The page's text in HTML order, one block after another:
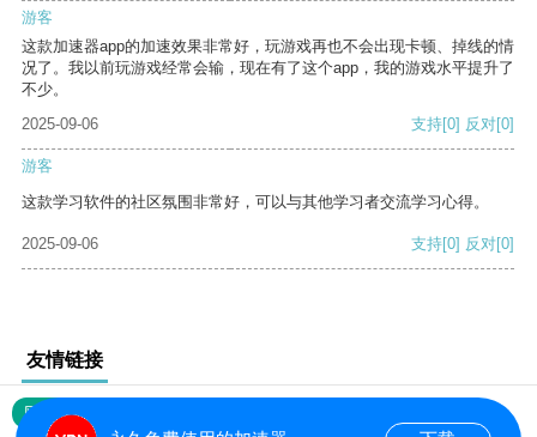
游客
这款加速器app的加速效果非常好，玩游戏再也不会出现卡顿、掉线的情
况了。我以前玩游戏经常会输，现在有了这个app，我的游戏水平提升了
不少。
2025-09-06
支持[0] 反对[0]
游客
这款学习软件的社区氛围非常好，可以与其他学习者交流学习心得。
2025-09-06 支持[0] 反对[0]
友情链接
网站地图